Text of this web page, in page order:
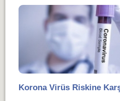
Korona Virüs Riskine